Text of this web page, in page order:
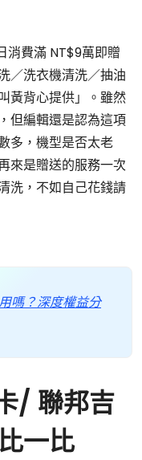
消費滿 NT$9萬即贈
／洗衣機清洗／抽油
黃背心提供」。雖然
但編輯還是認為這項
多，機型是否太老
來是贈送的服務一次
洗，不如自己花錢請
嗎？深度權益分
/ 聯邦吉
一比